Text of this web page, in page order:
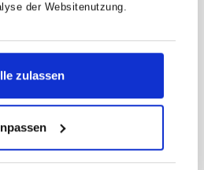
der Websitenutzung.
zulassen
Fehlfunktionen oder
freigegebener Ersatzteile
Einbau verfallen
Garantie-, Service-,
und Haftpflichtansprüche
Hersteller oder seine